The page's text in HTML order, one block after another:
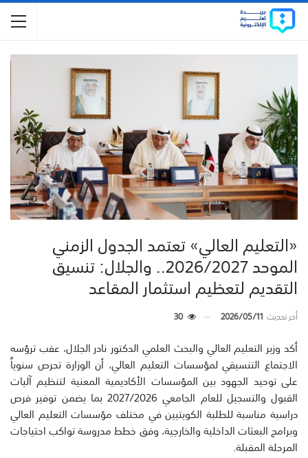
«التعليم العالي» تعتمد الجدول الزمني
الموحد 2026/2027.. والجلال: تنسيق
التقديم لتعظيم استثمار المقاعد
أخر تحديث 2026/05/11
30
أكد وزير التعليم العالي والبحث العلمي الدكتور نادر الجلال، عقب ترؤسه
الاجتماع التنسيقي لمؤسسات التعليم العالي، أن الوزارة تحرص سنوياً
على توحيد الجهود بين المؤسسات الأكاديمية المعنية لتنظيم آليات
القبول والتسجيل للعام الجامعي 2027/2026 بما يضمن توفير فرص
دراسية مناسبة للطلبة الكويتيين في مختلف مؤسسات التعليم العالي
وبرامج البعثات الداخلية والخارجية، وفق خطط مدروسة تواكب احتياجات
المرحلة المقبلة.